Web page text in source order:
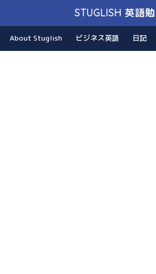
STUGLISH 英語
About Stuglish ビジネス英語 日記